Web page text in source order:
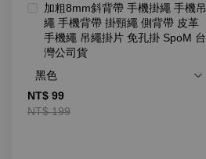
加粗8mm斜背帶 手機掛繩 手機吊
繩 手機背帶 掛頸繩 側背帶 皮革
手機繩 吊繩掛片 免孔掛 SpoM 台
灣公司貨
NT$ 99
NT$ 199